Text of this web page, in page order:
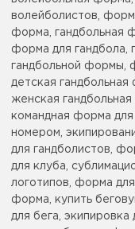
волейболистов,
форма, гандбольная
форма для гандбола,
гандбольной формы,
детская
женская
командная форма
номером,
для гандболистов,
для клуба,
логотипов, форма
форма, купить
для бега,